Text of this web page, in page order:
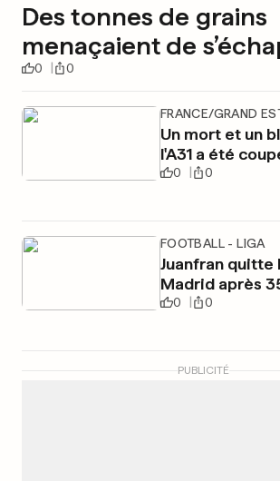
Des tonnes de grains
menaçaient de
0 0
FRANCE/GRAND
Un mort et un
l'A31 a été
0 0
FOOTBALL - LIGA
Juanfran quitte
Madrid après
0 0
PUBLICITÉ